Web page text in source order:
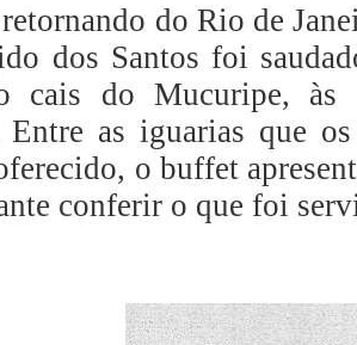
do Rio de
dos Santos foi
cais do Mucuripe,
as iguarias que
o buffet
conferir o que foi